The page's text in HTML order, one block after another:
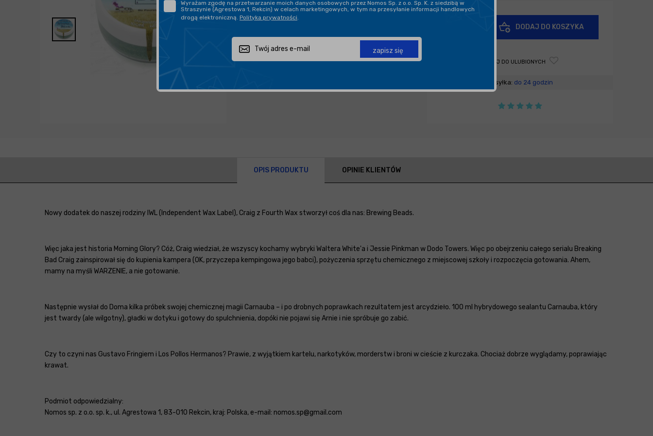
Zapytaj o produkt
DODAJ DO KOSZYKA
DODAJ DO ULUBIONYCH
Wysyłka: do 24 godzin
OPIS PRODUKTU OPINIE KLIENTÓW
Nowy dodatek do naszej rodziny IWL (Independent Wax Label), Craig z Fourth Wax stworzył coś dla nas: Brewing Beads.
Więc jaka jest historia Morning Glory? Cóż, Craig wiedział, że wszyscy kochamy wybryki Waltera White'a i Jessie Pinkman w Dodo Towers. Więc po obejrzeniu całego serialu Breaking
Bad Craig zainspirował się do kupienia kampera (OK, przyczepa kempingowa jego babci), pożyczenia sprzętu chemicznego z miejscowej szkoły i rozpoczęcia gotowania. Ahem,
mamy na myśli WARZENIE, a nie gotowanie.
Następnie wysłał do Doma kilka próbek swojej chemicznej magii Carnauba – i po drobnych poprawkach rezultatem jest arcydzieło. 100 ml hybrydowego sealantu Carnauba, który
jest twardy (ale wilgotny), gładki w dotyku i gotowy do spulchnienia, dopóki nie pojawi się Arnie i nie spróbuje go zabić.
Czy to czyni nas Gustavo Fringiem i Los Pollos Hermanos? Prawie, z wyjątkiem kartelu, narkotyków, morderstw i broni w cieście z kurczaka. Chociaż dobrze wyglądamy, poprawiając
krawat.
Podmiot odpowiedzialny:
Nomos sp. z o.o. sp. k., ul. Agrestowa 1, 83-010 Rekcin, kraj: Polska, e-mail: nomos.sp@gmail.com
Wyrażam zgodę na przetwarzanie moich danych osobowych przez Nomos Sp. z o.o. Sp. K. z siedzibą w
Straszynie (Agrestowa 1, Rekcin) w celach marketingowych, w tym na przesyłanie informacji handlowych
drogą elektroniczną. Polityka prywatności
zapisz się